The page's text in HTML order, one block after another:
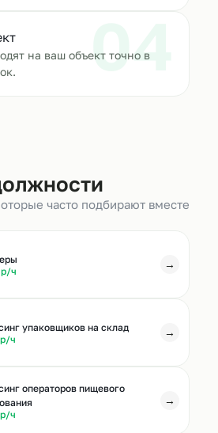
04
на ваш объект точно в
часто подбирают вместе
ч
→
упаковщиков на склад
ч
→
операторов пищевого
ч
→